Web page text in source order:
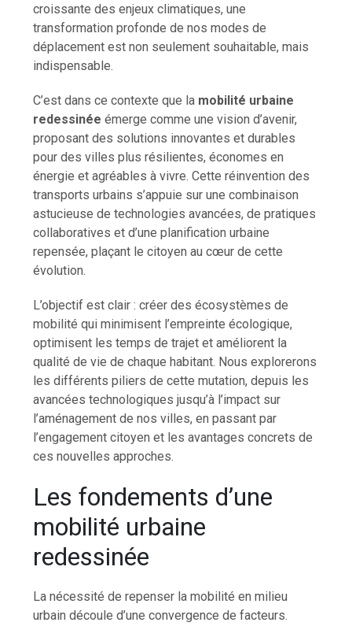
croissante des enjeux climatiques, une
transformation profonde de nos modes de
déplacement est non seulement souhaitable, mais
indispensable.
C’est dans ce contexte que la mobilité urbaine
redessinée émerge comme une vision d’avenir,
proposant des solutions innovantes et durables
pour des villes plus résilientes, économes en
énergie et agréables à vivre. Cette réinvention des
transports urbains s’appuie sur une combinaison
astucieuse de technologies avancées, de pratiques
collaboratives et d’une planification urbaine
repensée, plaçant le citoyen au cœur de cette
évolution.
L’objectif est clair : créer des écosystèmes de
mobilité qui minimisent l’empreinte écologique,
optimisent les temps de trajet et améliorent la
qualité de vie de chaque habitant. Nous explorerons
les différents piliers de cette mutation, depuis les
avancées technologiques jusqu’à l’impact sur
l’aménagement de nos villes, en passant par
l’engagement citoyen et les avantages concrets de
ces nouvelles approches.
Les fondements d’une
mobilité urbaine
redessinée
La nécessité de repenser la mobilité en milieu
urbain découle d’une convergence de facteurs.